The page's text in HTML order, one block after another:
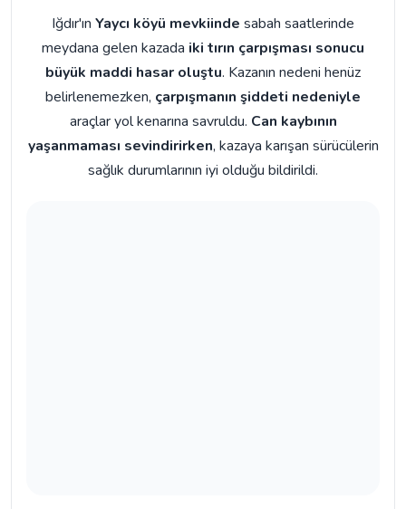
Iğdır'ın Yaycı köyü mevkiinde sabah saatlerinde
meydana gelen kazada iki tırın çarpışması sonucu
büyük maddi hasar oluştu. Kazanın nedeni henüz
belirlenemezken, çarpışmanın şiddeti nedeniyle
araçlar yol kenarına savruldu. Can kaybının
yaşanmaması sevindirirken, kazaya karışan sürücülerin
sağlık durumlarının iyi olduğu bildirildi.